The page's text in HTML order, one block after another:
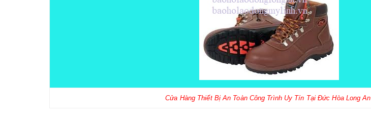
Cửa Hàng Thiết Bị An Toàn Công Trình Uy Tín Tại Đức Hòa Long An